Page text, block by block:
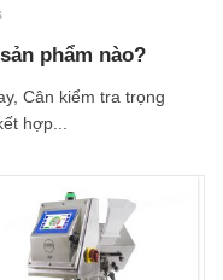
phẩm nào?
Cân kiểm tra trọng
hợp...